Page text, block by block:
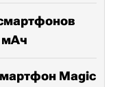
мАч
Magic